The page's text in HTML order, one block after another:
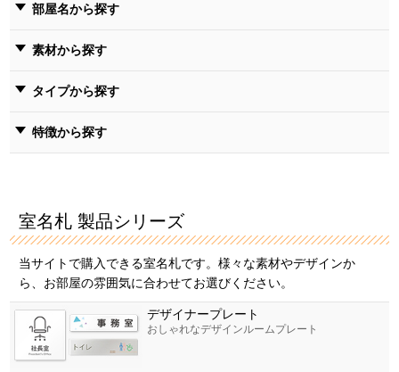
部屋名から探す
素材から探す
タイプから探す
特徴から探す
室名札 製品シリーズ
当サイトで購入できる室名札です。様々な素材やデザインか
ら、お部屋の雰囲気に合わせてお選びください。
デザイナープレート
おしゃれなデザインルームプレート